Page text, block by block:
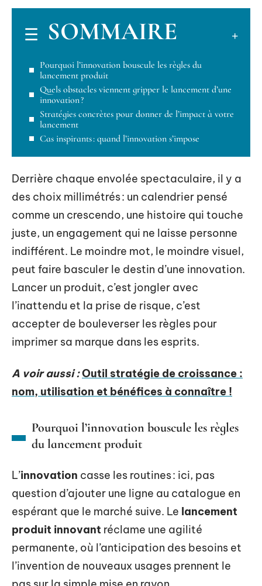
SOMMAIRE
Pourquoi l’innovation bouscule les règles du
lancement produit
Quels obstacles viennent gripper le lancement d’une
innovation ?
Stratégies concrètes pour donner de l’impact à votre
lancement
Cas inspirants : quand l’innovation s’impose
Derrière chaque envolée spectaculaire, il y a
des choix millimétrés : un calendrier pensé
comme un crescendo, une histoire qui touche
juste, un engagement qui ne laisse personne
indifférent. Le moindre mot, le moindre visuel,
peut faire basculer le destin d’une innovation.
Lancer un produit, c’est jongler avec
l’inattendu et la prise de risque, c’est
accepter de bouleverser les règles pour
imprimer sa marque dans les esprits.
A voir aussi :Outil stratégie de croissance :
nom, utilisation et bénéfices à connaître !
Pourquoi l’innovation bouscule les règles
du lancement produit
L’innovation casse les routines : ici, pas
question d’ajouter une ligne au catalogue en
espérant que le marché suive. Le lancement
produit innovant réclame une agilité
permanente, où l’anticipation des besoins et
l’invention de nouveaux usages prennent le